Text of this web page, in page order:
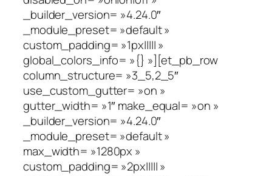
_builder_version= »4.24.0″
_module_preset= »default »
custom_padding= »1px||||| »
global_colors_info= »{} »][et_pb_row
column_structure= »3_5,2_5″
use_custom_gutter= »on »
gutter_width= »1″ make_equal= »on »
_builder_version= »4.24.0″
_module_preset= »default »
max_width= »1280px »
custom_padding= »2px||||| »